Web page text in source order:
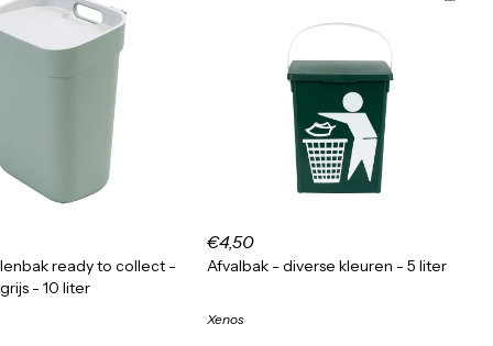
ready to collect -
- 10 liter
€4,50
Afvalbak - diverse kleuren - 5 liter
Xenos